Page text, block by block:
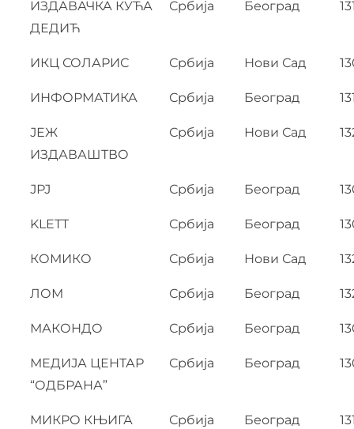
ИЗДАВАЧКА КУЋА
ДЕДИЋ
Србија Београд
ИКЦ СОЛАРИС Србија Нови Сад
ИНФОРМАТИКА Србија Београд
ЈЕЖ
ИЗДАВАШТВО
Србија Нови Сад
ЈРЈ Србија Београд
KLETT Србија Београд
КОМИКО Србија Нови Сад
ЛОМ Србија Београд
МАКОНДО Србија Београд
МЕДИЈА ЦЕНТАР
“ОДБРАНА”
Србија Београд
МИКРО КЊИГА Србија Београд